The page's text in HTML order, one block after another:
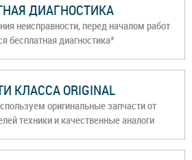
ДИАГНОСТИКА
неисправности, перед началом работ
бесплатная диагностика*
КЛАССА ORIGINAL
оригинальные запчасти от
техники и качественные аналоги